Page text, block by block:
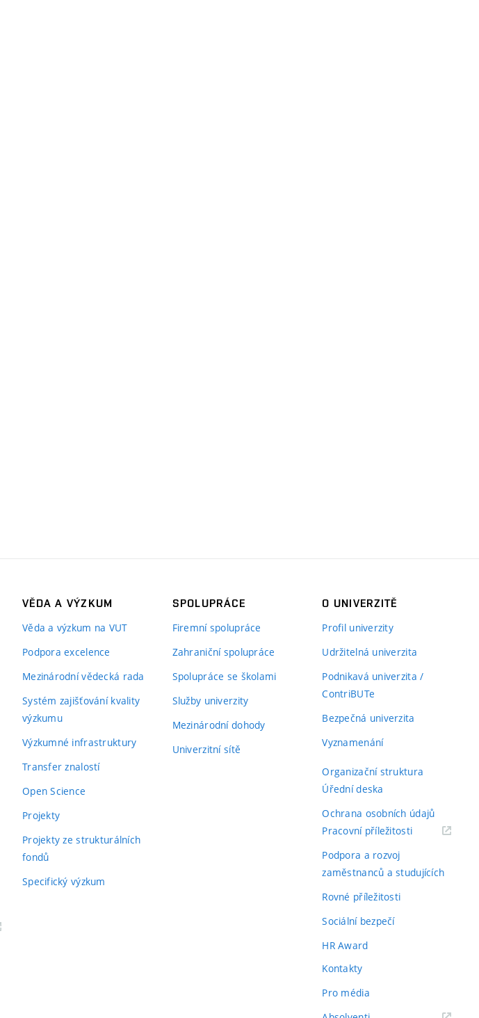
VĚDA A VÝZKUM
Věda a výzkum na VUT
Podpora excelence
Mezinárodní vědecká rada
Systém zajišťování kvality
výzkumu
Výzkumné infrastruktury
Transfer znalostí
Open Science
Projekty
Projekty ze strukturálních
fondů
Specifický výzkum
SPOLUPRÁCE
Firemní spolupráce
Zahraniční spolupráce
Spolupráce se školami
Služby univerzity
Mezinárodní dohody
Univerzitní sítě
O UNIVERZITĚ
Profil univerzity
Udržitelná univerzita
Podnikavá univerzita /
ContriBUTe
Bezpečná univerzita
Vyznamenání
Organizační struktura
Úřední deska
Ochrana osobních údajů
Pracovní příležitosti(externí
Podpora a rozvoj
zaměstnanců a studujících
Rovné příležitosti
Sociální bezpečí
HR Award
Kontakty
Pro média